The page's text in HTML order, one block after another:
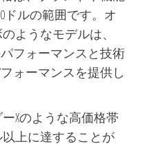
ドルの範囲です。オ
ようなモデルは、
フォーマンスと技術
ォーマンスを提供し
Xのような高価格帯
以上に達することが